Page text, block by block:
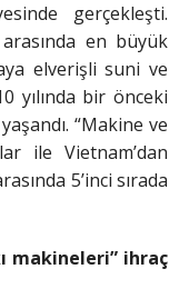
gerçekleşti.
en büyük
elverişli suni ve
yılında bir önceki
“Makine ve
ile Vietnam’dan
5’inci sırada
makineleri” ihraç